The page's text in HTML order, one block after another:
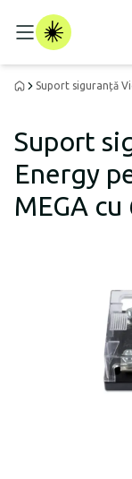
Suport siguranță
Suport
Energy
MEGA cu